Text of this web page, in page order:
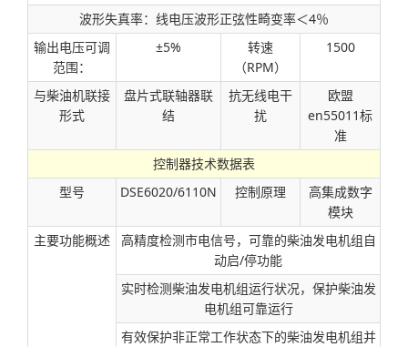
波形失真率：线电压波形正弦性畸变率＜4％
输出电压可调
范围：
±5%
转速
（RPM）
1500
与柴油机联接
形式
盘片式联轴器联
结
抗无线电干
扰
欧盟
en55011标
准
控制器技术数据表
型号
DSE6020/6110N 控制原理
高集成数字
模块
主要功能概述
高精度检测市电信号，可靠的柴油发电机组自
动启/停功能
实时检测柴油发电机组运行状况，保护柴油发
电机组可靠运行
有效保护非正常工作状态下的柴油发电机组并